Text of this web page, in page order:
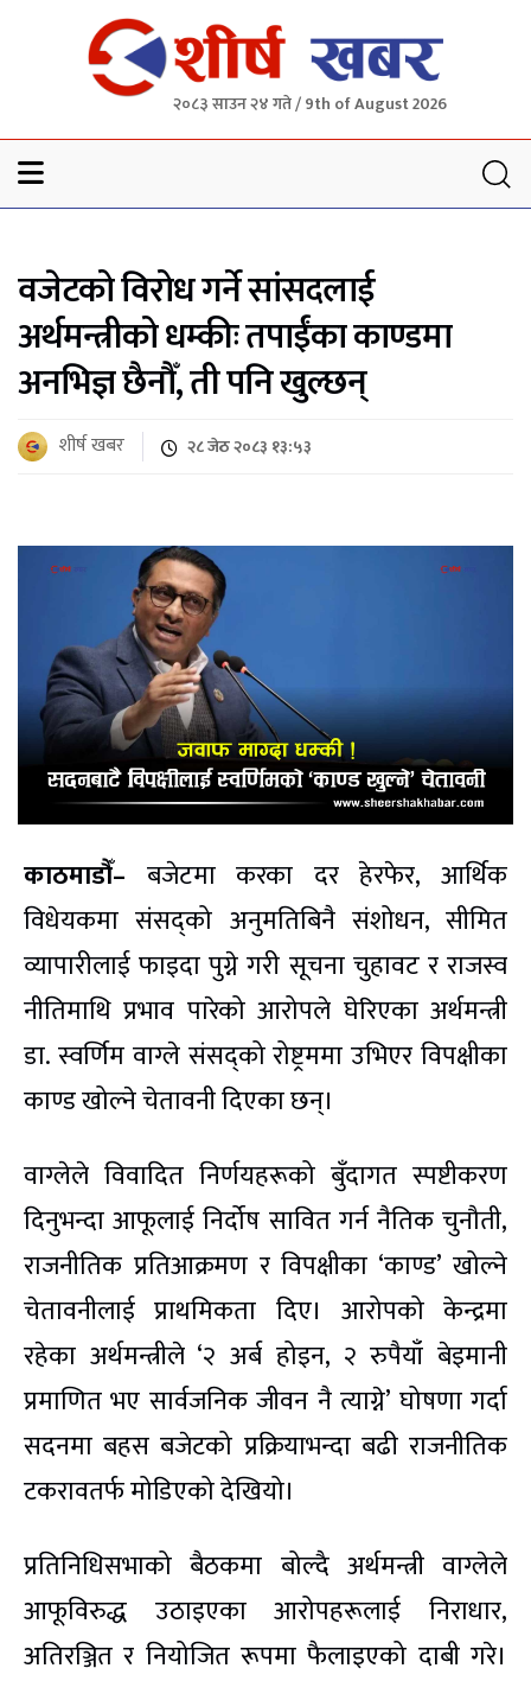
२०८३ साउन २४ गते / 9th of August 2026
वजेटको विरोध गर्ने सांसदलाई
अर्थमन्त्रीको धम्कीः तपाईंका काण्डमा
अनभिज्ञ छैनौँ, ती पनि खुल्छन्
शीर्ष खबर २८ जेठ २०८३ १३:५३
काठमाडौँ– बजेटमा करका दर हेरफेर, आर्थिक
विधेयकमा संसद्को अनुमतिबिनै संशोधन, सीमित
व्यापारीलाई फाइदा पुग्ने गरी सूचना चुहावट र राजस्व
नीतिमाथि प्रभाव पारेको आरोपले घेरिएका अर्थमन्त्री
डा. स्वर्णिम वाग्ले संसद्को रोष्ट्रममा उभिएर विपक्षीका
काण्ड खोल्ने चेतावनी दिएका छन्।
वाग्लेले विवादित निर्णयहरूको बुँदागत स्पष्टीकरण
दिनुभन्दा आफूलाई निर्दोष सावित गर्न नैतिक चुनौती,
राजनीतिक प्रतिआक्रमण र विपक्षीका ‘काण्ड’ खोल्ने
चेतावनीलाई प्राथमिकता दिए। आरोपको केन्द्रमा
रहेका अर्थमन्त्रीले ‘२ अर्ब होइन, २ रुपैयाँ बेइमानी
प्रमाणित भए सार्वजनिक जीवन नै त्याग्ने’ घोषणा गर्दा
सदनमा बहस बजेटको प्रक्रियाभन्दा बढी राजनीतिक
टकरावतर्फ मोडिएको देखियो।
प्रतिनिधिसभाको बैठकमा बोल्दै अर्थमन्त्री वाग्लेले
आफूविरुद्ध उठाइएका आरोपहरूलाई निराधार,
अतिरञ्जित र नियोजित रूपमा फैलाइएको दाबी गरे।